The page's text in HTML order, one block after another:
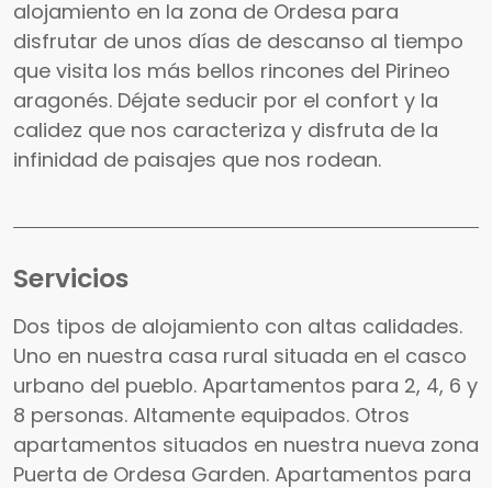
alojamiento en la zona de Ordesa para
disfrutar de unos días de descanso al tiempo
que visita los más bellos rincones del Pirineo
aragonés. Déjate seducir por el confort y la
calidez que nos caracteriza y disfruta de la
infinidad de paisajes que nos rodean.
Servicios
Dos tipos de alojamiento con altas calidades.
Uno en nuestra casa rural situada en el casco
urbano del pueblo. Apartamentos para 2, 4, 6 y
8 personas. Altamente equipados. Otros
apartamentos situados en nuestra nueva zona
Puerta de Ordesa Garden. Apartamentos para